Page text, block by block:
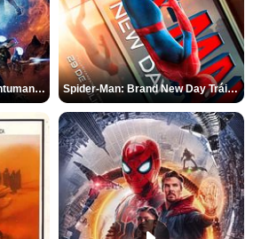
Ant-Man y la Avispa: Quantumanía Tráiler (2) Spider-Man: Brand New Day Tráiler (3)